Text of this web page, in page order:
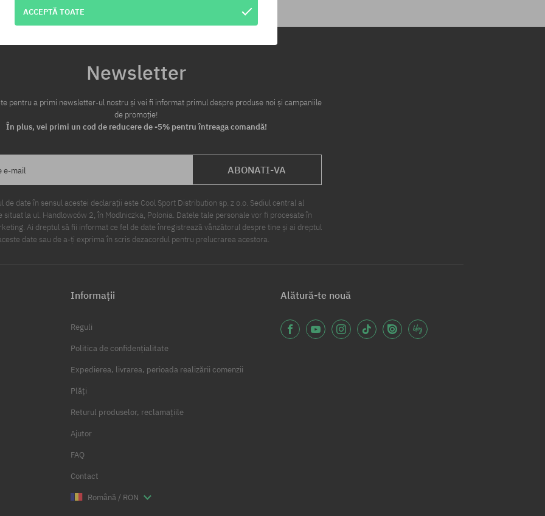
Newsletter
pentru a primi newsletter-ul nostru și vei fi informat primul despre produse noi și campaniile
de promoție!
În plus, vei primi un cod de reducere de -5% pentru întreaga comandă!
e-mail ABONATI-VA
de date în sensul acestei declarații este Cool Sport Distribution sp. z o.o. Sediul central al
situat la ul. Handlowców 2, în Modlniczka, Polonia. Datele tale personale vor fi procesate în
Ai dreptul să fii informat ce fel de date înregistrează vânzătorul despre tine și ai dreptul
date sau de a-ți exprima în scris dezacordul pentru prelucrarea acestora.
Informații
Reguli
Politica de confidențialitate
Expedierea, livrarea, perioada realizării comenzii
Plăți
Returul produselor, reclamațiile
Ajutor
FAQ
Contact
Română / RON
Alătură-te nouă
ACCEPTĂ TOATE